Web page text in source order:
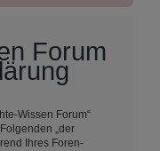
Forum
Wissen Forum“
„der
Ihres Foren-